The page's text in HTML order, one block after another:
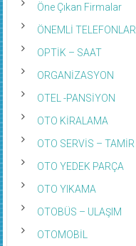
Öne Çıkan Firmalar
ÖNEMLİ TELEFONLAR
OPTİK – SAAT
ORGANİZASYON
OTEL -PANSİYON
OTO KİRALAMA
OTO SERVİS – TAMİR
OTO YEDEK PARÇA
OTO YIKAMA
OTOBÜS – ULAŞIM
OTOMOBİL